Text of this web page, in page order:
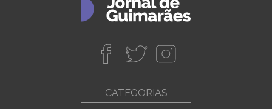
CATEGORIAS